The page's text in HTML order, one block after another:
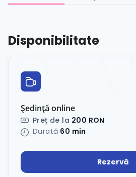
Disponibilitate
Ședință online
Preț de la 200 RON
Durată 60 min
Rezervă